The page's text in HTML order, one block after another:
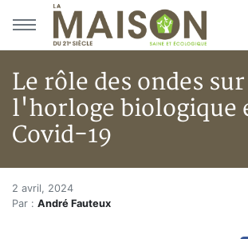
Aller au menu principal
Aller au contenu principal
Le rôle des ondes sur
l'horloge biologique
Covid-19
Accueil
Articles
Le rôle des ondes
2 avril, 2024
Par : André Fauteux